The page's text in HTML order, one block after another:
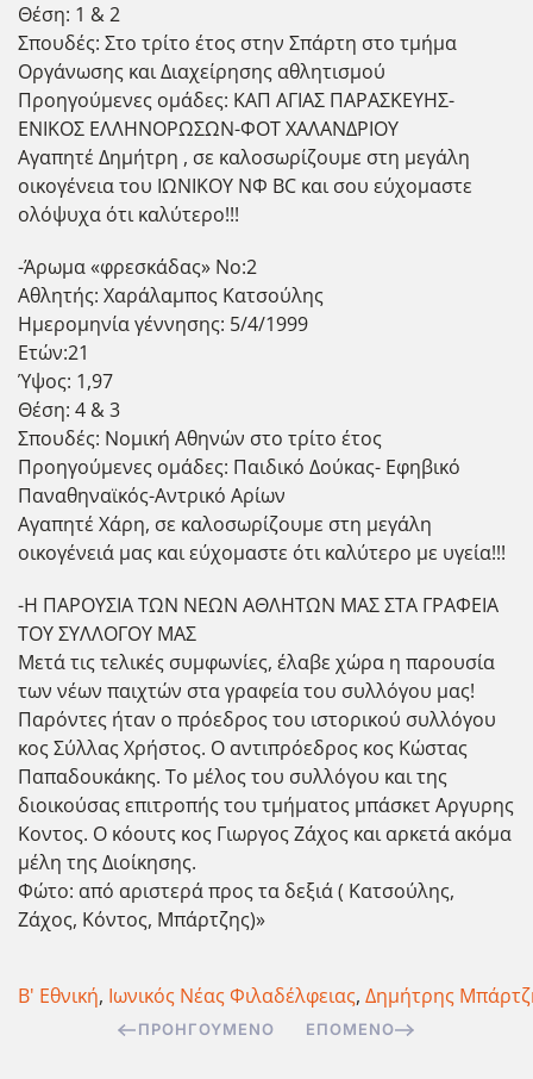
Θέση: 1 & 2
Σπουδές: Στο τρίτο έτος στην Σπάρτη στο τμήμα
Οργάνωσης και Διαχείρησης αθλητισμού
Προηγούμενες ομάδες: ΚΑΠ ΑΓΙΑΣ ΠΑΡΑΣΚΕΥΗΣ-
ΕΝΙΚΟΣ ΕΛΛΗΝΟΡΩΣΩΝ-ΦΟΤ ΧΑΛΑΝΔΡΙΟΥ
Αγαπητέ Δημήτρη , σε καλοσωρίζουμε στη μεγάλη
οικογένεια του ΙΩΝΙΚΟΥ ΝΦ BC και σου εύχομαστε
ολόψυχα ότι καλύτερο!!!
-Άρωμα «φρεσκάδας» Νο:2
Αθλητής: Χαράλαμπος Κατσούλης
Ημερομηνία γέννησης: 5/4/1999
Ετών:21
Ύψος: 1,97
Θέση: 4 & 3
Σπουδές: Νομική Αθηνών στο τρίτο έτος
Προηγούμενες ομάδες: Παιδικό Δούκας- Εφηβικό
Παναθηναϊκός-Αντρικό Αρίων
Αγαπητέ Χάρη, σε καλοσωρίζουμε στη μεγάλη
οικογένειά μας και εύχομαστε ότι καλύτερο με υγεία!!!
-Η ΠΑΡΟΥΣΙΑ ΤΩΝ ΝΕΩΝ ΑΘΛΗΤΩΝ ΜΑΣ ΣΤΑ ΓΡΑΦΕΙΑ
ΤΟΥ ΣΥΛΛΟΓΟΥ ΜΑΣ
Μετά τις τελικές συμφωνίες, έλαβε χώρα η παρουσία
των νέων παιχτών στα γραφεία του συλλόγου μας!
Παρόντες ήταν ο πρόεδρος του ιστορικού συλλόγου
κος Σύλλας Χρήστος. Ο αντιπρόεδρος κος Κώστας
Παπαδουκάκης. Το μέλος του συλλόγου και της
διοικούσας επιτροπής του τμήματος μπάσκετ Αργυρης
Κοντος. Ο κόουτς κος Γιωργος Ζάχος και αρκετά ακόμα
μέλη της Διοίκησης.
Φώτο: από αριστερά προς τα δεξιά ( Κατσούλης,
Ζάχος, Κόντος, Μπάρτζης)»
Β' Εθνική, Ιωνικός Νέας Φιλαδέλφειας, Δημήτρης
ΠΡΟΗΓΟΎΜΕΝΟ ΕΠΌΜΕΝΟ